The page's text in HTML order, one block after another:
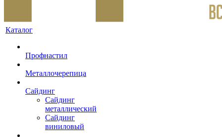
Каталог
Профнастил
Металлочерепица
Сайдинг
Сайдинг
металлический
Сайдинг
виниловый